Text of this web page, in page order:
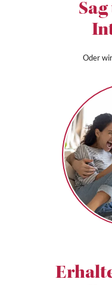
Oder